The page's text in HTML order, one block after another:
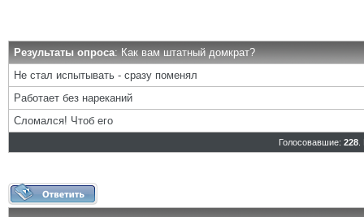
Результаты опроса: Как вам штатный домкрат?
Не стал испытывать - сразу поменял
Работает без нареканий
Сломался! Чтоб его
Голосовавшие: 228.